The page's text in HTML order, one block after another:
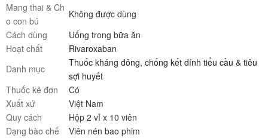
Mang thai & Ch
o con bú
Không được dùng
Cách dùng
Uống trong bữa ăn
Hoạt chất
Rivaroxaban
Danh mục
Thuốc kháng đông, chống kết dính tiểu cầu & tiêu
sợi huyết
Thuốc kê đơn
Có
Xuất xứ
Việt Nam
Quy cách
Hộp 2 vỉ x 10 viên
Dạng bào chế
Viên nén bao phim